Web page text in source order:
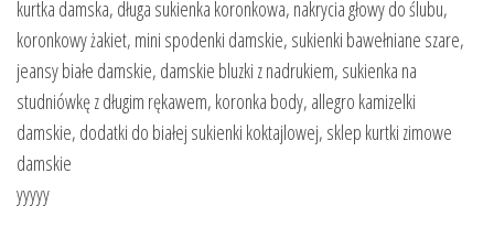
kurtka damska, długa sukienka koronkowa, nakrycia głowy do ślubu,
koronkowy żakiet, mini spodenki damskie, sukienki bawełniane szare,
jeansy białe damskie, damskie bluzki z nadrukiem, sukienka na
studniówkę z długim rękawem, koronka body, allegro kamizelki
damskie, dodatki do białej sukienki koktajlowej, sklep kurtki zimowe
damskie
yyyyy